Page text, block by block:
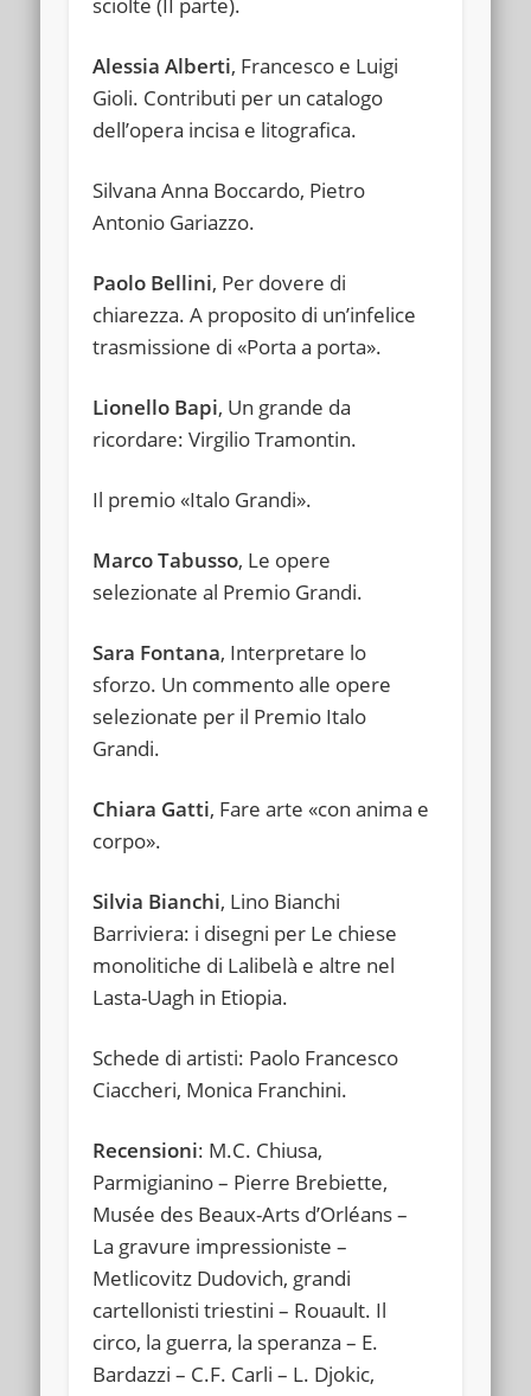
sciolte (II parte).
Alessia Alberti, Francesco e Luigi
Gioli. Contributi per un catalogo
dell’opera incisa e litografica.
Silvana Anna Boccardo, Pietro
Antonio Gariazzo.
Paolo Bellini, Per dovere di
chiarezza. A proposito di un’infelice
trasmissione di «Porta a porta».
Lionello Bapi, Un grande da
ricordare: Virgilio Tramontin.
Il premio «Italo Grandi».
Marco Tabusso, Le opere
selezionate al Premio Grandi.
Sara Fontana, Interpretare lo
sforzo. Un commento alle opere
selezionate per il Premio Italo
Grandi.
Chiara Gatti, Fare arte «con anima e
corpo».
Silvia Bianchi, Lino Bianchi
Barriviera: i disegni per Le chiese
monolitiche di Lalibelà e altre nel
Lasta-Uagh in Etiopia.
Schede di artisti: Paolo Francesco
Ciaccheri, Monica Franchini.
Recensioni: M.C. Chiusa,
Parmigianino – Pierre Brebiette,
Musée des Beaux-Arts d’Orléans –
La gravure impressioniste –
Metlicovitz Dudovich, grandi
cartellonisti triestini – Rouault. Il
circo, la guerra, la speranza – E.
Bardazzi – C.F. Carli – L. Djokic,